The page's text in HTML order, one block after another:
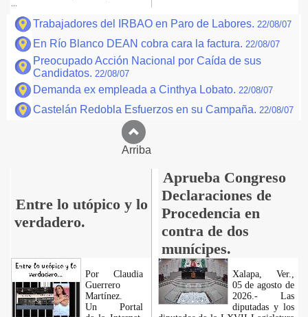
Trabajadores del IRBAO en Paro de Labores. 22/08/07
En Río Blanco DEAN cobra cara la factura. 22/08/07
Preocupado Acción Nacional por Caída de sus
Candidatos. 22/08/07
Demanda ex empleada a Cinthya Lobato. 22/08/07
Castelán Redobla Esfuerzos en su Campaña. 22/08/07
Arriba
Entre lo utópico y lo
verdadero.
Aprueba Congreso
Declaraciones de
Procedencia en
contra de dos
munícipes.
Por Claudia
Guerrero
Martínez.
​Un Portal
Xalapa, Ver.,
05 de agosto de
2026.- Las
diputadas y los